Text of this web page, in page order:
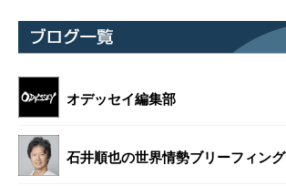
オデッセイ編集部
石井順也の世界情勢ブリーフィング